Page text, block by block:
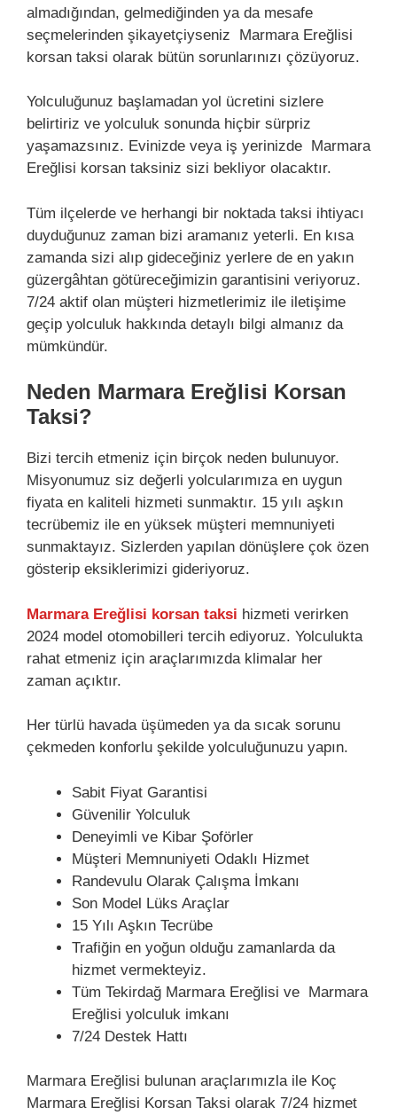
almadığından, gelmediğinden ya da mesafe
seçmelerinden şikayetçiyseniz Marmara Ereğlisi
korsan taksi olarak bütün sorunlarınızı çözüyoruz.
Yolculuğunuz başlamadan yol ücretini sizlere
belirtiriz ve yolculuk sonunda hiçbir sürpriz
yaşamazsınız. Evinizde veya iş yerinizde Marmara
Ereğlisi korsan taksiniz sizi bekliyor olacaktır.
Tüm ilçelerde ve herhangi bir noktada taksi ihtiyacı
duyduğunuz zaman bizi aramanız yeterli. En kısa
zamanda sizi alıp gideceğiniz yerlere de en yakın
güzergâhtan götüreceğimizin garantisini veriyoruz.
7/24 aktif olan müşteri hizmetlerimiz ile iletişime
geçip yolculuk hakkında detaylı bilgi almanız da
mümkündür.
Neden Marmara Ereğlisi Korsan
Taksi?
Bizi tercih etmeniz için birçok neden bulunuyor.
Misyonumuz siz değerli yolcularımıza en uygun
fiyata en kaliteli hizmeti sunmaktır. 15 yılı aşkın
tecrübemiz ile en yüksek müşteri memnuniyeti
sunmaktayız. Sizlerden yapılan dönüşlere çok özen
gösterip eksiklerimizi gideriyoruz.
Marmara Ereğlisi korsan taksi hizmeti verirken
2024 model otomobilleri tercih ediyoruz. Yolculukta
rahat etmeniz için araçlarımızda klimalar her
zaman açıktır.
Her türlü havada üşümeden ya da sıcak sorunu
çekmeden konforlu şekilde yolculuğunuzu yapın.
Sabit Fiyat Garantisi
Güvenilir Yolculuk
Deneyimli ve Kibar Şoförler
Müşteri Memnuniyeti Odaklı Hizmet
Randevulu Olarak Çalışma İmkanı
Son Model Lüks Araçlar
15 Yılı Aşkın Tecrübe
Trafiğin en yoğun olduğu zamanlarda da
hizmet vermekteyiz.
Tüm Tekirdağ Marmara Ereğlisi ve Marmara
Ereğlisi yolculuk imkanı
7/24 Destek Hattı
Marmara Ereğlisi bulunan araçlarımızla ile Koç
Marmara Ereğlisi Korsan Taksi olarak 7/24 hizmet